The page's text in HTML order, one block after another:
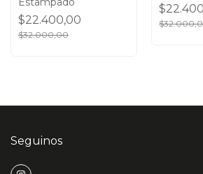
$22.400,00
$32.000,00
Seguinos